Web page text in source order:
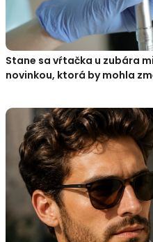
Stane sa vŕtačka u zubára
novinkou, ktorá by mohla